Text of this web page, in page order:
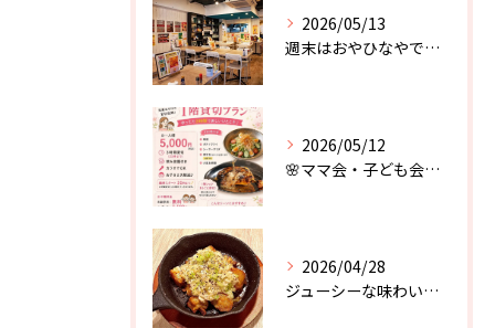
2026/05/13
週末はおやひなやで楽しもう♪
2026/05/12
🌸ママ会・子ども会におすすめ🌸
2026/04/28
ジューシーな味わいと、葱のザクザク感が堪らない．．．！